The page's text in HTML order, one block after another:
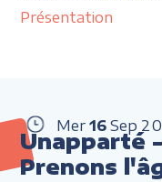
Présentation
Mer 16 Sep
Unapparté
Prenons